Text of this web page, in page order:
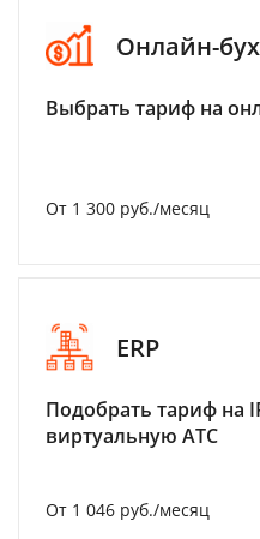
Онлайн-
Выбрать тариф на
От 1 300 руб./месяц
ERP
Подобрать тариф на
виртуальную АТС
От 1 046 руб./месяц